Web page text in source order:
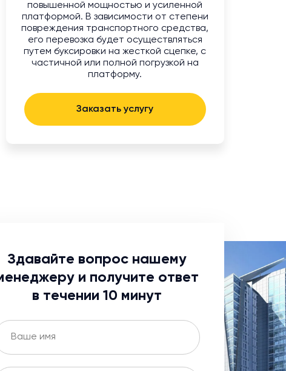
повышенной мощностью и усиленной
платформой. В зависимости от степени
повреждения транспортного средства,
его перевозка будет осуществляться
путем буксировки на жесткой сцепке, с
частичной или полной погрузкой на
платформу.
Заказать услугу
Здавайте вопрос нашему
и получите ответ
в течении 10 минут